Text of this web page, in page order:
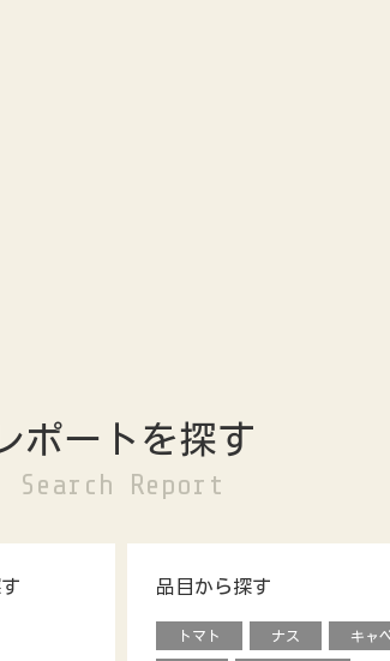
レポートを探す
Search Report
品目から探す
トマト ナス キャ